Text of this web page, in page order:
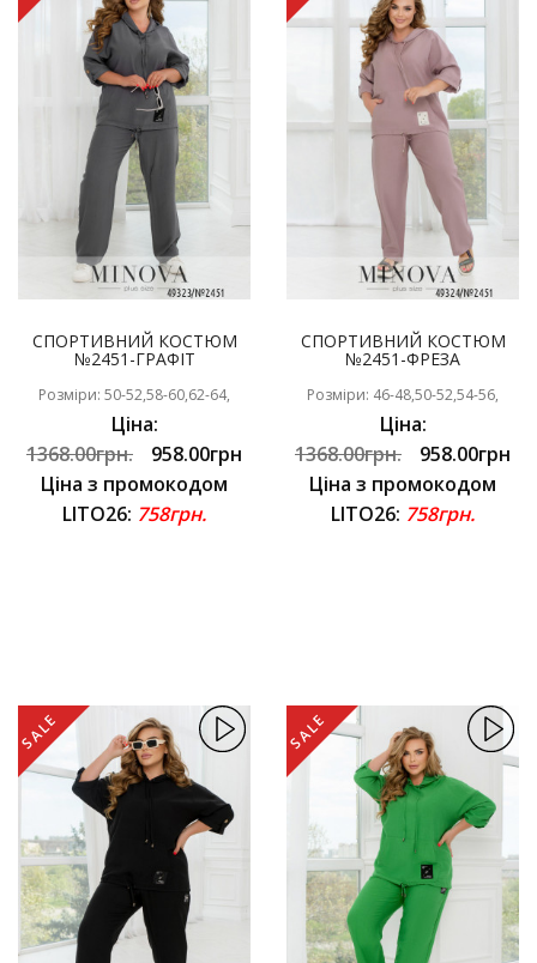
СПОРТИВНИЙ КОСТЮМ
№2451-ГРАФІТ
Розміри: 50-52,58-60,62-64,
Ціна:
1368.00грн.
958.00грн
Ціна з промокодом
LITO26: 758грн.
СПОРТИВНИЙ КОСТЮМ
№2451-ФРЕЗА
Розміри: 46-48,50-52,54-56,
Ціна:
1368.00грн.
958.00грн
Ціна з промокодом
LITO26: 758грн.
SALE SALE